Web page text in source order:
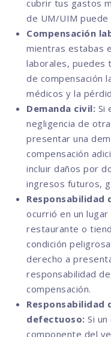
cubrir tus gastos
de UM/UIM
Compensación
mientras estabas
laborales, puedes
de compensación
médicos y la
Demanda civil: Si
negligencia de
presentar una
compensación
incluir daños por
ingresos futuros,
Responsabilidad
ocurrió en un
restaurante o
condición
derecho a
responsabilidad
compensación.
defectuoso: Si
componente del